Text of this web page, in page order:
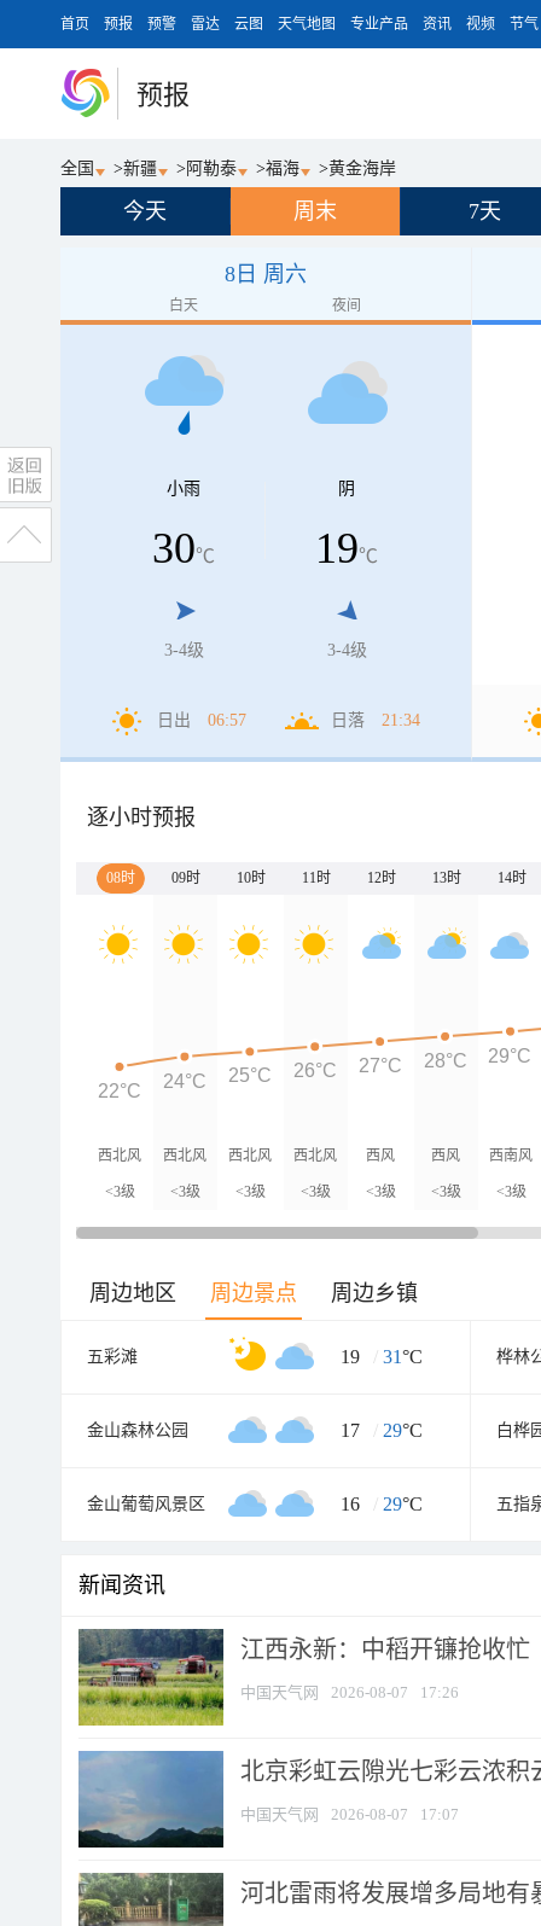
首页 预报 预警 雷达 云图 天气地图 专业产品 资讯 视频 节气
预报
全国 >新疆 > 阿勒泰 >福海 >黄金海岸
今天 周末 7天
8日 周六
白天 夜间
小雨
30℃
3-4级
阴
19℃
3-4级
日出 06:57 日落 21:34
逐小时预报
08时 09时 10时 11时 12时 13时 14时
西北风
<3级
西北风
<3级
西北风
<3级
西北风
<3级
西风
<3级
西风
<3级
西南风
<3级
22°C 24°C 25°C 26°C 27°C 28°C 29°C
周边地区 周边景点 周边乡镇
五彩滩 19 / 31°C 桦林
金山森林公园 17 / 29°C 白桦
金山葡萄风景区 16 / 29°C 五指
新闻资讯
江西永新：中稻开镰抢收忙
中国天气网 2026-08-07 17:26
北京彩虹云隙光七彩云浓积
中国天气网 2026-08-07 17:07
河北雷雨将发展增多局地有